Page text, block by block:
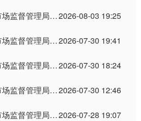
2026-08-03 19:25
生养生保健馆”的行政处罚公示
2026-07-30 19:41
禾农资经营店”的行政处罚公示
2026-07-30 18:24
三环农资经销部”的行政处罚公示
2026-07-30 12:46
场农帮手农资店”的行政处罚公示
2026-07-28 19:07
业能源有限公司”的行政处罚公示